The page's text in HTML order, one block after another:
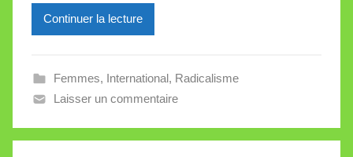
e
V
l
Continuer la lecture
Femmes, International, Radicalisme
Laisser un commentaire